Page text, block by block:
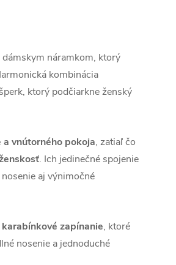
náramkom, ktorý
kombinácia
ktorý podčiarkne ženský
a vnútorného pokoja, zatiaľ čo
. Ich jedinečné spojenie
aj výnimočné
zapínanie, ktoré
nosenie a jednoduché